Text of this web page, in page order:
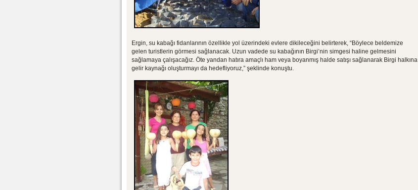
Ergin, su kabağı fidanlarının özellikle yol üzerindeki evlere dikileceğini belirterek, “Böylece beldemize
gelen turistlerin görmesi sağlanacak. Uzun vadede su kabağının Birgi’nin simgesi haline gelmesini
sağlamaya çalışacağız. Öte yandan hatıra amaçlı ham veya boyanmış halde satışı sağlanarak Birgi halkına
gelir kaynağı oluşturmayı da hedefliyoruz,” şeklinde konuştu.